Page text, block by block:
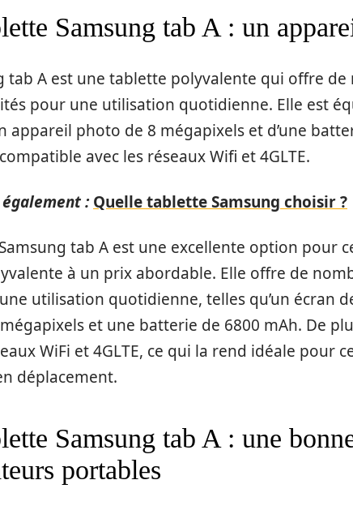
Samsung tab A : un
tab A est une tablette polyvalente qui offre de
pour une utilisation quotidienne. Elle est
appareil photo de 8 mégapixels et d’une
avec les réseaux Wifi et 4GLTE.
: Quelle tablette Samsung choisir ?
tab A est une excellente option pour
à un prix abordable. Elle offre de
utilisation quotidienne, telles qu’un écran
et une batterie de 6800 mAh. De
WiFi et 4GLTE, ce qui la rend idéale pour
déplacement.
Samsung tab A : une
portables